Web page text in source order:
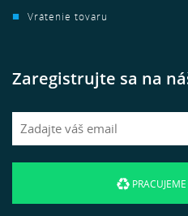
Vrátenie tovaru
Zaregistrujte sa na